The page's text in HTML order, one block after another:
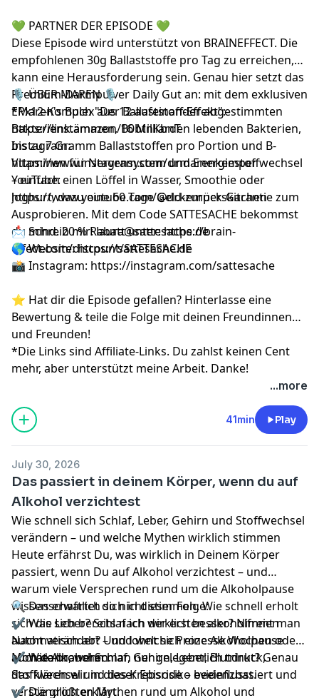
💚 PARTNER DER EPISODE 💚
Diese Episode wird unterstützt von BRAINEFFECT. Die
empfohlenen 30g Ballaststoffe pro Tag zu erreichen,
kann eine Herausforderung sein. Genau hier setzt das
Premium-Darmpulver Daily Gut an: mit dem exklusiven
EPx12-Komplex aus 12 aufeinander abgestimmten
Bakterienstämmen, 16 Milliarden lebenden Bakterien,
bis zu 7 Gramm Ballaststoffen pro Portion und B-
Vitaminen für Nervensystem und Energiestoffwechsel
– einfach einen Löffel in Wasser, Smoothie oder
Joghurt, dazu eine 60 Tage Geld-zurück-Garantie zum
Ausprobieren. Mit dem Code SATTESACHE bekommst
du mind. 20 % Rabatt unter:https://brain-
effect.com/discount/SATTESACHE
🎙️ ÜBER MAREN 🎙️
*Maren's Buch "Der Ballaststoff-Effekt":
https://link.amazon/B0btnKbnT
Instagram:
https://www.instagram.com/drmarenkemper
YouTube:
https://www.youtube.com/@dr.kemperskitchen
📩 Schreib mir:laura@sattesache.de
🌎 Website:https://sattesache.de
📸 Instagram: https://instagram.com/sattesache
⭐️ Hat dir die Episode gefallen? Hinterlasse eine
Bewertung & teile die Folge mit deinen Freundinnen
und Freunden!
*Die Links sind Affiliate-Links. Du zahlst keinen Cent
mehr, aber unterstützt meine Arbeit. Danke!
...more
41min Play
July 30, 2026
Das passiert in deinem Körper, wenn du auf
Alkohol verzichtest
Wie schnell sich Schlaf, Leber, Gehirn und Stoffwechsel
verändern – und welche Mythen wirklich stimmen
Heute erfährst Du, was wirklich in Deinem Körper
passiert, wenn Du auf Alkohol verzichtest – und
warum viele Versprechen rund um die Alkoholpause
wissenschaftlich so nicht stimmen. Wie schnell erholt
sich die Leber? Schlaf ich wirklich besser? Nimmt man
automatisch ab? Und lohnt sich eine Alkoholpause
auch dann, wenn man nur gelegentlich trinkt? Genau
das klären wir in dieser Episode – evidenzbasiert und
verständlich erklärt.
🔍 Das erwartet dich in dieser Folge:
✔ Was sich bereits nach der ersten alkoholfreien
Nacht verändert – und welche Prozesse Wochen oder
Monate brauchen.
✔ Wie Alkohol Schlaf, Gehirn, Leber, Blutdruck,
Stoffwechsel und das Krebsrisiko beeinflusst.
✔ Die größten Mythen rund um Alkohol und